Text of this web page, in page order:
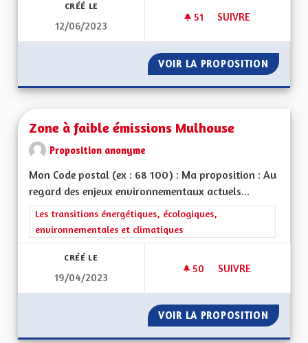
CRÉÉ LE
12/06/2023
51 51 ABONNÉS
SUIVRE
VOIR LA PROPOSITION
Zone à faible émissions Mulhouse
Proposition anonyme
Mon Code postal (ex : 68 100) : Ma proposition : Au
regard des enjeux environnementaux actuels...
Filtrer les résultats de la catégorie : Les transitions
Les transitions énergétiques, écologiques,
environnementales et climatiques
CRÉÉ LE
19/04/2023
50 50 ABONNÉS
SUIVRE
VOIR LA PROPOSITION ZONE